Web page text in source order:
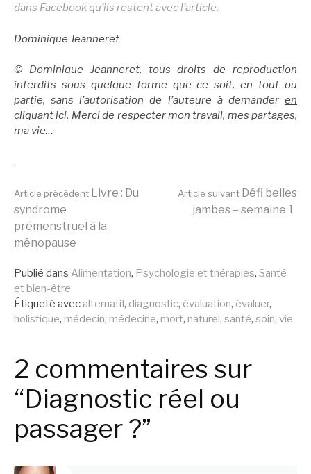
dans Facebook qu’ils restent avec l’article.
Dominique Jeanneret
© Dominique Jeanneret, tous droits de reproduction
interdits sous quelque forme que ce soit, en tout ou
partie, sans l’autorisation de l’auteure à demander en
cliquant ici. Merci de respecter mon travail, mes partages,
ma vie…
.
Lire
la
suite
Article précédent Livre : Du
syndrome
prémenstruel à la
ménopause
Article suivant Défi belles
jambes – semaine 1
Publié dans Alimentation, Psychologie et thérapies, Santé
et bien-être
Étiqueté avec alternatif, diagnostic, évaluation, évaluer,
holistique, médecin, médecine, mort, naturel, santé, soin, vie
2 commentaires sur
“Diagnostic réel ou
passager ?”